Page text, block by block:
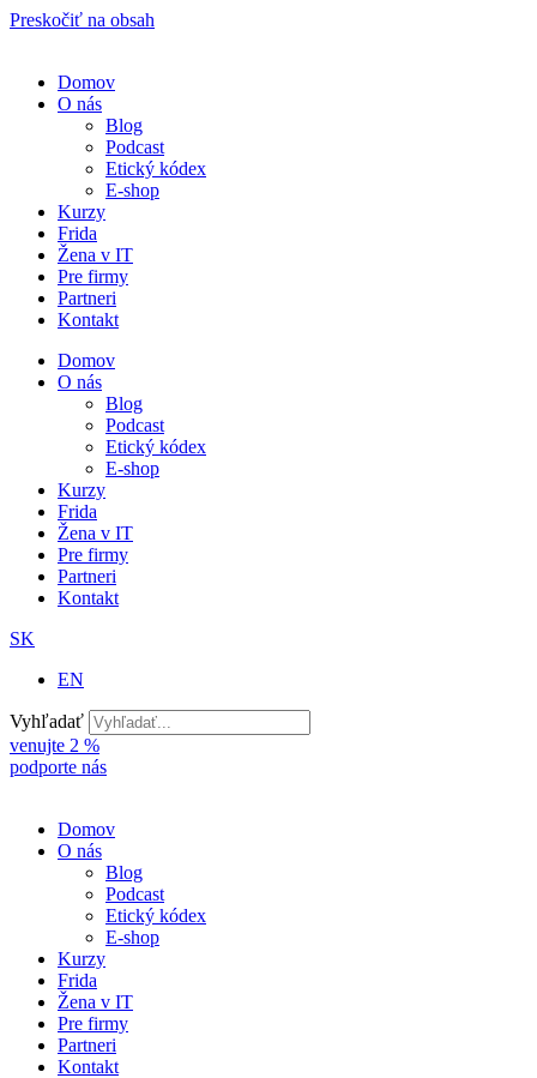
Preskočiť na obsah
Domov
O nás
Blog
Podcast
Etický kódex
E-shop
Kurzy
Frida
Žena v IT
Pre firmy
Partneri
Kontakt
Domov
O nás
Blog
Podcast
Etický kódex
E-shop
Kurzy
Frida
Žena v IT
Pre firmy
Partneri
Kontakt
SK
EN
Vyhľadať
venujte 2 %
podporte nás
Domov
O nás
Blog
Podcast
Etický kódex
E-shop
Kurzy
Frida
Žena v IT
Pre firmy
Partneri
Kontakt